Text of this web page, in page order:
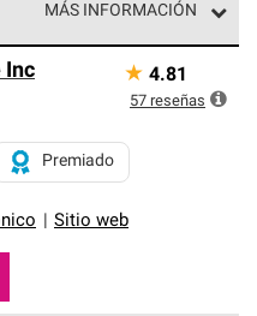
MÁS INFORMACIÓN
de nuestra red
estrictos de
mejor garantía de
Inc
Sitio web
Premiado
★ 4.81
57 reseñas